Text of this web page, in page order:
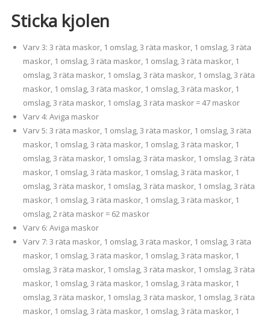
Sticka kjolen
Varv 3: 3 räta maskor, 1 omslag, 3 räta maskor, 1 omslag, 3 räta
maskor, 1 omslag, 3 räta maskor, 1 omslag, 3 räta maskor, 1
omslag, 3 räta maskor, 1 omslag, 3 räta maskor, 1 omslag, 3 räta
maskor, 1 omslag, 3 räta maskor, 1 omslag, 3 räta maskor, 1
omslag, 3 räta maskor, 1 omslag, 3 räta maskor = 47 maskor
Varv 4: Aviga maskor
Varv 5: 3 räta maskor, 1 omslag, 3 räta maskor, 1 omslag, 3 räta
maskor, 1 omslag, 3 räta maskor, 1 omslag, 3 räta maskor, 1
omslag, 3 räta maskor, 1 omslag, 3 räta maskor, 1 omslag, 3 räta
maskor, 1 omslag, 3 räta maskor, 1 omslag, 3 räta maskor, 1
omslag, 3 räta maskor, 1 omslag, 3 räta maskor, 1 omslag, 3 räta
maskor, 1 omslag, 3 räta maskor, 1 omslag, 3 räta maskor, 1
omslag, 2 räta maskor = 62 maskor
Varv 6: Aviga maskor
Varv 7: 3 räta maskor, 1 omslag, 3 räta maskor, 1 omslag, 3 räta
maskor, 1 omslag, 3 räta maskor, 1 omslag, 3 räta maskor, 1
omslag, 3 räta maskor, 1 omslag, 3 räta maskor, 1 omslag, 3 räta
maskor, 1 omslag, 3 räta maskor, 1 omslag, 3 räta maskor, 1
omslag, 3 räta maskor, 1 omslag, 3 räta maskor, 1 omslag, 3 räta
maskor, 1 omslag, 3 räta maskor, 1 omslag, 3 räta maskor, 1